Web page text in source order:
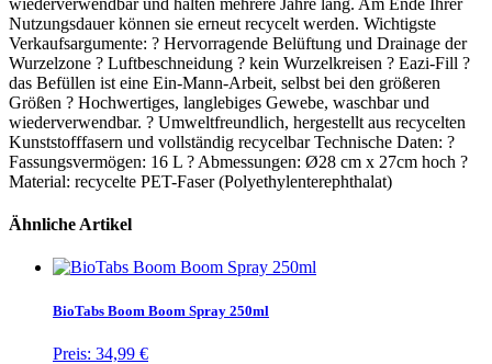
Nutzungsdauer können sie erneut recycelt werden. Wichtigste
Verkaufsargumente: ? Hervorragende Belüftung und Drainage der
Wurzelzone ? Luftbeschneidung ? kein Wurzelkreisen ? Eazi-Fill ?
das Befüllen ist eine Ein-Mann-Arbeit, selbst bei den größeren
Größen ? Hochwertiges, langlebiges Gewebe, waschbar und
wiederverwendbar. ? Umweltfreundlich, hergestellt aus recycelten
Kunststofffasern und vollständig recycelbar Technische Daten: ?
Fassungsvermögen: 16 L ? Abmessungen: Ø28 cm x 27cm hoch ?
Material: recycelte PET-Faser (Polyethylenterephthalat)
Ähnliche Artikel
BioTabs Boom Boom Spray 250ml
Preis: 34,99 €